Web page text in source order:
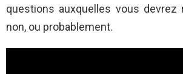
questions auxquelles vous devrez
non, ou probablement.